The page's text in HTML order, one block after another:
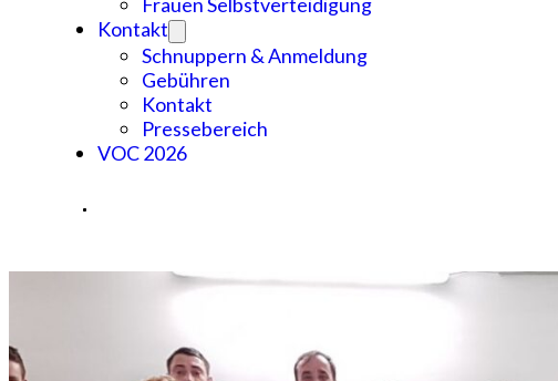
Kontakt
Schnuppern & Anmeldung
Gebühren
Kontakt
Pressebereich
VOC 2026